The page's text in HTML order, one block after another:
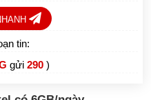
tin:
gửi 290 )